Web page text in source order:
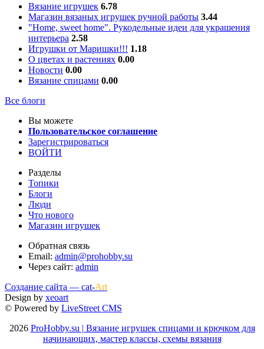
Вязание игрушек 6.78
Магазин вязаных игрушек ручной работы 3.44
"Home, sweet home". Рукодельные идеи для украшения
интерьера 2.58
Игрушки от Маришки!!! 1.18
О цветах и растениях 0.00
Новости 0.00
Вязание спицами 0.00
Все блоги
Вы можете
Пользовательское соглашение
Зарегистрироваться
ВОЙТИ
Разделы
Топики
Блоги
Люди
Что нового
Магазин игрушек
Обратная связь
Email: admin@prohobby.su
Через сайт: admin
Создание сайта — cat-Art
Design by xeoart
© Powered by LiveStreet CMS
2026 ProHobby.su | Вязание игрушек спицами и крючком для
начинающих, мастер классы, схемы вязания